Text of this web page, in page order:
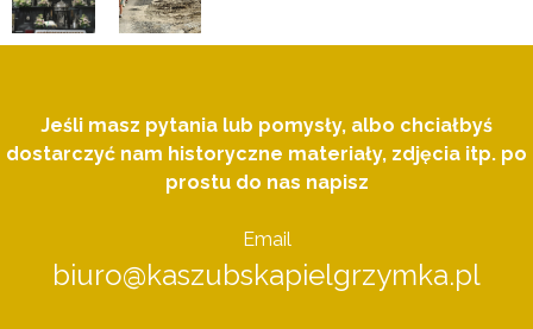
Jeśli masz pytania lub pomysły, albo chciałbyś
dostarczyć nam historyczne materiały, zdjęcia itp. po
prostu do nas napisz
Email
biuro@kaszubskapielgrzymka.pl